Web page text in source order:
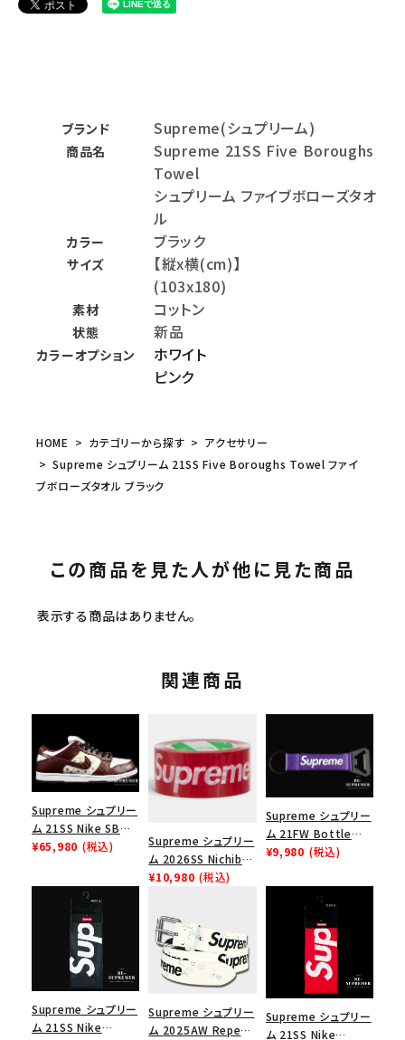
ブランド Supreme(シュプリーム)
商品名
Supreme 21SS Five Boroughs
Towel
シュプリーム ファイブボローズタオ
ル
カラー ブラック
サイズ
【縦x横(cm)】
(103x180)
素材 コットン
状態 新品
カラーオプション
ホワイト
ピンク
HOME カテゴリーから探す
アクセサリー
Supreme シュプリーム 21SS Five Boroughs Towel ファイ
ブボローズタオル ブラック
この商品を見た人が他に見た商品
表示する商品はありません。
関連商品
Supreme シュプリー
ム 21SS Nike SB
Dunk Low ナイキSB
¥65,980 (税込)
Supreme シュプリー
ム 2026SS Nichiban
Packing Tape ニ
ープ レッド
¥10,980 (税込)
Supreme シュプリー
ム 21FW Bottle
Opener Webbing
ープナーウェビングキ
ーチェイン パープル
¥9,980 (税込)
Supreme シュプリー
ム 21SS Nike
Supreme シュプリー
ム 2025AW Repeat
Supreme シュプリー
ム 21SS Nike